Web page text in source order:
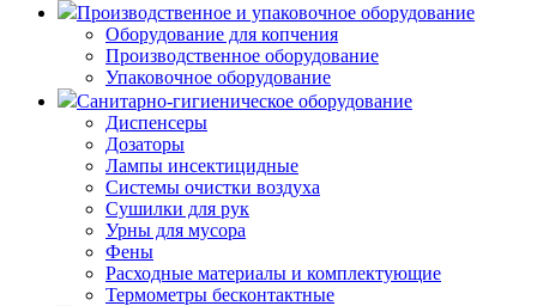
Производственное и упаковочное оборудование
Оборудование для копчения
Производственное оборудование
Упаковочное оборудование
Санитарно-гигиеническое оборудование
Диспенсеры
Дозаторы
Лампы инсектицидные
Системы очистки воздуха
Сушилки для рук
Урны для мусора
Фены
Расходные материалы и комплектующие
Термометры бесконтактные